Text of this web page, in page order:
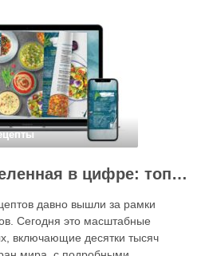
Кулинарная вселенная в цифре: топ-3 самых больших электронных книг рецептов
давно вышли за рамки
Сегодня это масштабные
включающие десятки тысяч